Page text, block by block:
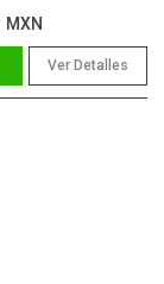
MXN
Ver Detalles